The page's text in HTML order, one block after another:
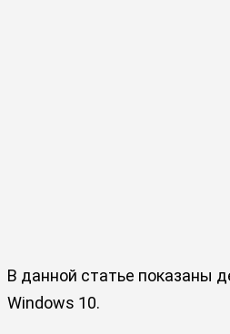
В данной статье показаны
Windows 10.